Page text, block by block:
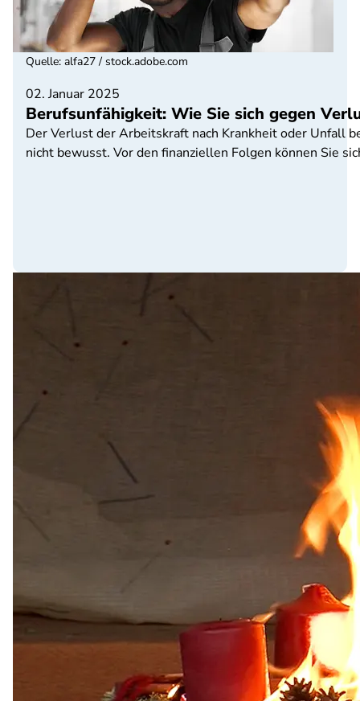
02. Januar 2025
Berufsunfähigkeit: Wie Sie sich gegen
Der Verlust der Arbeitskraft nach Krankheit oder Unfall
nicht bewusst. Vor den finanziellen Folgen können Sie
Quelle: alfa27 / stock.adobe.com